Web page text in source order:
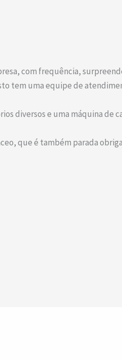
com frequência,
tem uma equipe de
diversos e uma máquina
que é também parada